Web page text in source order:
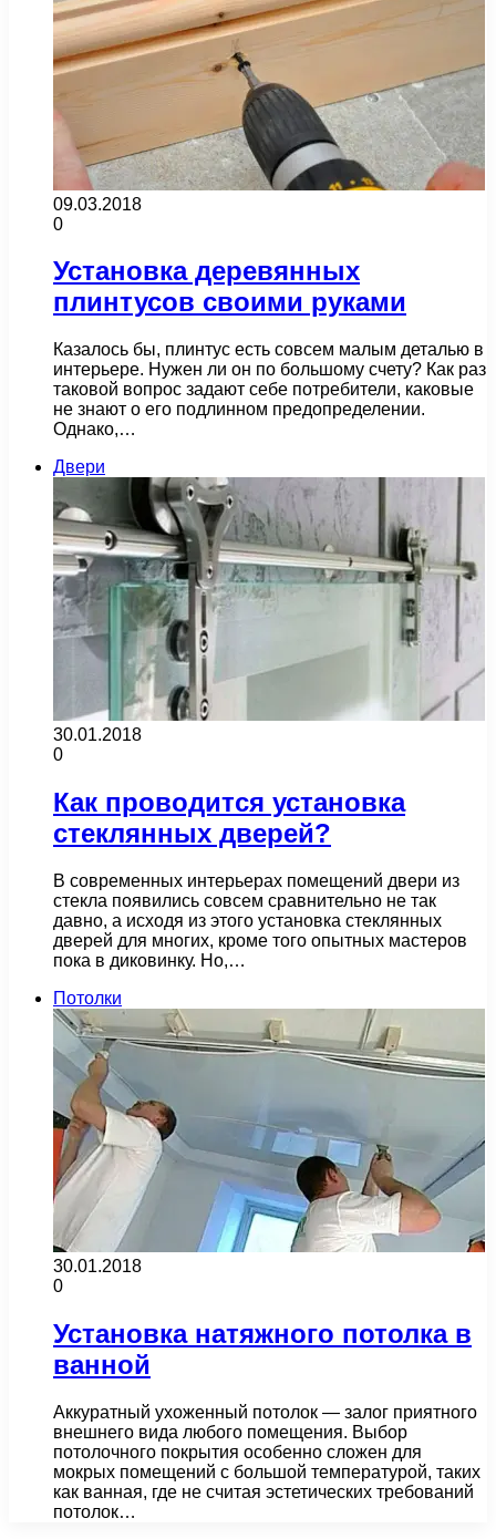
09.03.2018
0
Установка деревянных
плинтусов своими руками
Казалось бы, плинтус есть совсем малым деталью в
интерьере. Нужен ли он по большому счету? Как раз
таковой вопрос задают себе потребители, каковые
не знают о его подлинном предопределении.
Однако,…
Двери
30.01.2018
0
Как проводится установка
стеклянных дверей?
В современных интерьерах помещений двери из
стекла появились совсем сравнительно не так
давно, а исходя из этого установка стеклянных
дверей для многих, кроме того опытных мастеров
пока в диковинку. Но,…
Потолки
30.01.2018
0
Установка натяжного потолка в
ванной
Аккуратный ухоженный потолок — залог приятного
внешнего вида любого помещения. Выбор
потолочного покрытия особенно сложен для
мокрых помещений с большой температурой, таких
как ванная, где не считая эстетических требований
потолок…